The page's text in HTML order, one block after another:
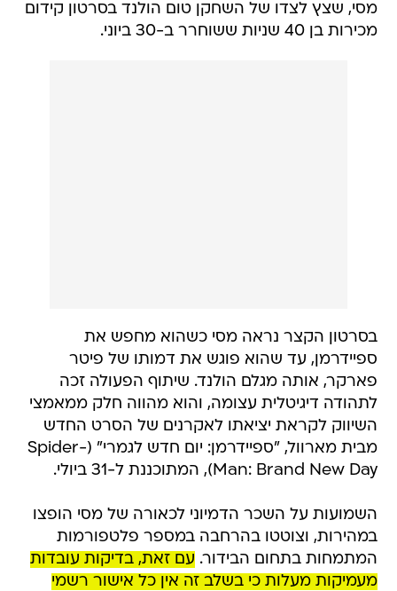
מסי, שצץ לצדו של השחקן טום הולנד בסרטון קידום
מכירות בן 40 שניות ששוחרר ב-30 ביוני.
בסרטון הקצר נראה מסי כשהוא מחפש את
ספיידרמן, עד שהוא פוגש את דמותו של פיטר
פארקר, אותה מגלם הולנד. שיתוף הפעולה זכה
לתהודה דיגיטלית עצומה, והוא מהווה חלק ממאמצי
השיווק לקראת יציאתו לאקרנים של הסרט החדש
מבית מארוול, "ספיידרמן: יום חדש לגמרי" (Spider-
Man: Brand New Day), המתוכננת ל-31 ביולי.
השמועות על השכר הדמיוני לכאורה של מסי הופצו
במהירות, וצוטטו בהרחבה במספר פלטפורמות
המתמחות בתחום הבידור. עם זאת, בדיקות עובדות
מעמיקות מעלות כי בשלב זה אין כל אישור רשמי